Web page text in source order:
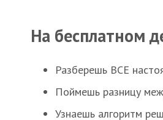
На бесплатном
Разберешь ВСЕ
Поймешь разницу
Узнаешь алгоритм